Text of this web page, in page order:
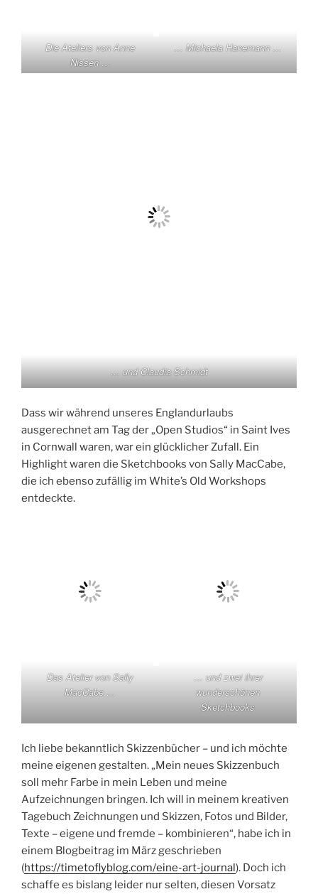
Die Ateliers von Anne
Nissen …
… Michaela Hanemann …
… und Claudia Schmidt
Dass wir während unseres Englandurlaubs
ausgerechnet am Tag der „Open Studios“ in Saint Ives
in Cornwall waren, war ein glücklicher Zufall. Ein
Highlight waren die Sketchbooks von Sally MacCabe,
die ich ebenso zufällig im White’s Old Workshops
entdeckte.
Das Atelier von Sally
MacCabe …
… und zwei ihrer
wunderschönen
Sketchbooks
Ich liebe bekanntlich Skizzenbücher – und ich möchte
meine eigenen gestalten. „Mein neues Skizzenbuch
soll mehr Farbe in mein Leben und meine
Aufzeichnungen bringen. Ich will in meinem kreativen
Tagebuch Zeichnungen und Skizzen, Fotos und Bilder,
Texte – eigene und fremde – kombinieren“, habe ich in
einem Blogbeitrag im März geschrieben
(https://timetoflyblog.com/eine-art-journal). Doch ich
schaffe es bislang leider nur selten, diesen Vorsatz